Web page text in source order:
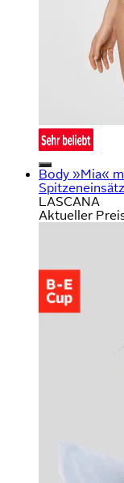
Body »Mia«
LASCANA
Aktueller